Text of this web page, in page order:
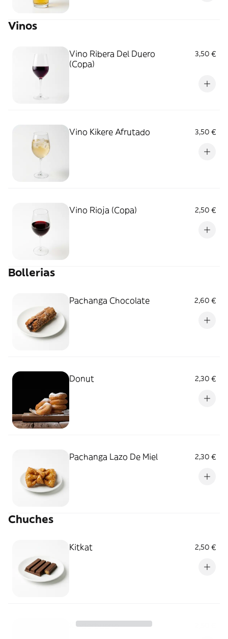
Vinos
Vino Ribera Del Duero
(Copa)
3,50 €
Vino Kikere Afrutado 3,50 €
Vino Rioja (Copa) 2,50 €
Bollerias
Pachanga Chocolate 2,60 €
Donut 2,30 €
Pachanga Lazo De Miel 2,30 €
Chuches
Kitkat 2,50 €
Kinderbueno